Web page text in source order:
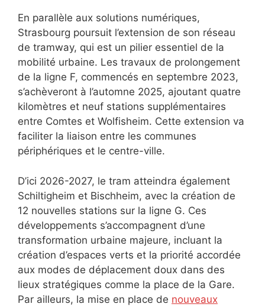
En parallèle aux solutions numériques,
Strasbourg poursuit l’extension de son réseau
de tramway, qui est un pilier essentiel de la
mobilité urbaine. Les travaux de prolongement
de la ligne F, commencés en septembre 2023,
s’achèveront à l’automne 2025, ajoutant quatre
kilomètres et neuf stations supplémentaires
entre Comtes et Wolfisheim. Cette extension va
faciliter la liaison entre les communes
périphériques et le centre-ville.
D’ici 2026-2027, le tram atteindra également
Schiltigheim et Bischheim, avec la création de
12 nouvelles stations sur la ligne G. Ces
développements s’accompagnent d’une
transformation urbaine majeure, incluant la
création d’espaces verts et la priorité accordée
aux modes de déplacement doux dans des
lieux stratégiques comme la place de la Gare.
Par ailleurs, la mise en place de nouveaux